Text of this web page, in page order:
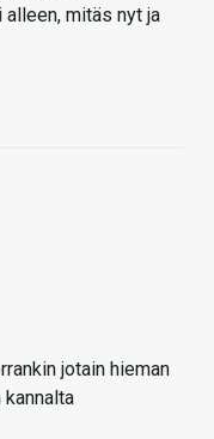
mitäs nyt ja
jotain hieman